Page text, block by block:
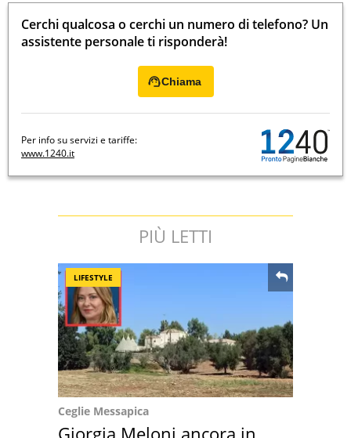
Cerchi qualcosa o cerchi un numero di telefono? Un
assistente personale ti risponderà!
Chiama
Per info su servizi e tariffe:
www.1240.it
PIÙ LETTI
LIFESTYLE
Ceglie Messapica